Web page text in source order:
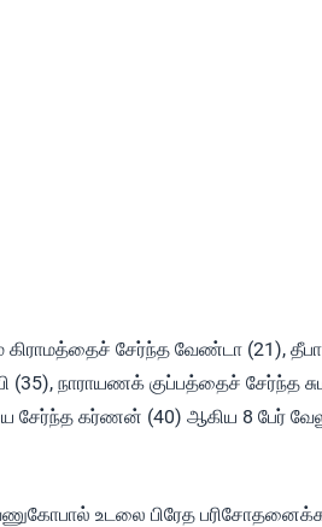
சேர்ந்த வேண்டா (21), தீபா
(35), நாராயணக் குப்பத்தைச் சேர்ந்த
சேர்ந்த கர்ணன் (40) ஆகிய 8 பேர்
உடலை பிரேத